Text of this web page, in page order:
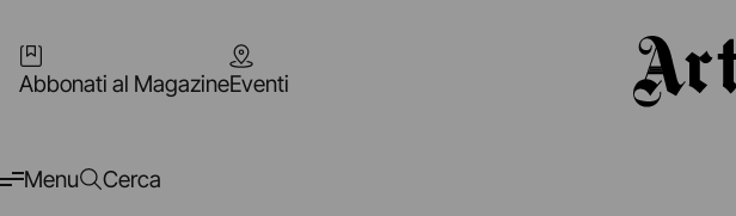
Abbonati al MagazineEventi
Menu Cerca